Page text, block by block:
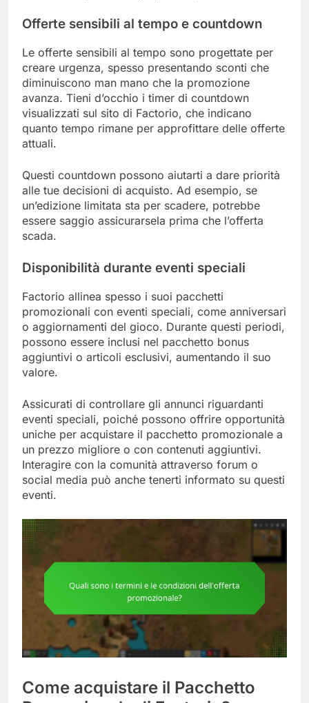
Offerte sensibili al tempo e countdown
Le offerte sensibili al tempo sono progettate per
creare urgenza, spesso presentando sconti che
diminuiscono man mano che la promozione
avanza. Tieni d’occhio i timer di countdown
visualizzati sul sito di Factorio, che indicano
quanto tempo rimane per approfittare delle offerte
attuali.
Questi countdown possono aiutarti a dare priorità
alle tue decisioni di acquisto. Ad esempio, se
un’edizione limitata sta per scadere, potrebbe
essere saggio assicurarsela prima che l’offerta
scada.
Disponibilità durante eventi speciali
Factorio allinea spesso i suoi pacchetti
promozionali con eventi speciali, come anniversari
o aggiornamenti del gioco. Durante questi periodi,
possono essere inclusi nel pacchetto bonus
aggiuntivi o articoli esclusivi, aumentando il suo
valore.
Assicurati di controllare gli annunci riguardanti
eventi speciali, poiché possono offrire opportunità
uniche per acquistare il pacchetto promozionale a
un prezzo migliore o con contenuti aggiuntivi.
Interagire con la comunità attraverso forum o
social media può anche tenerti informato su questi
eventi.
Come acquistare il Pacchetto